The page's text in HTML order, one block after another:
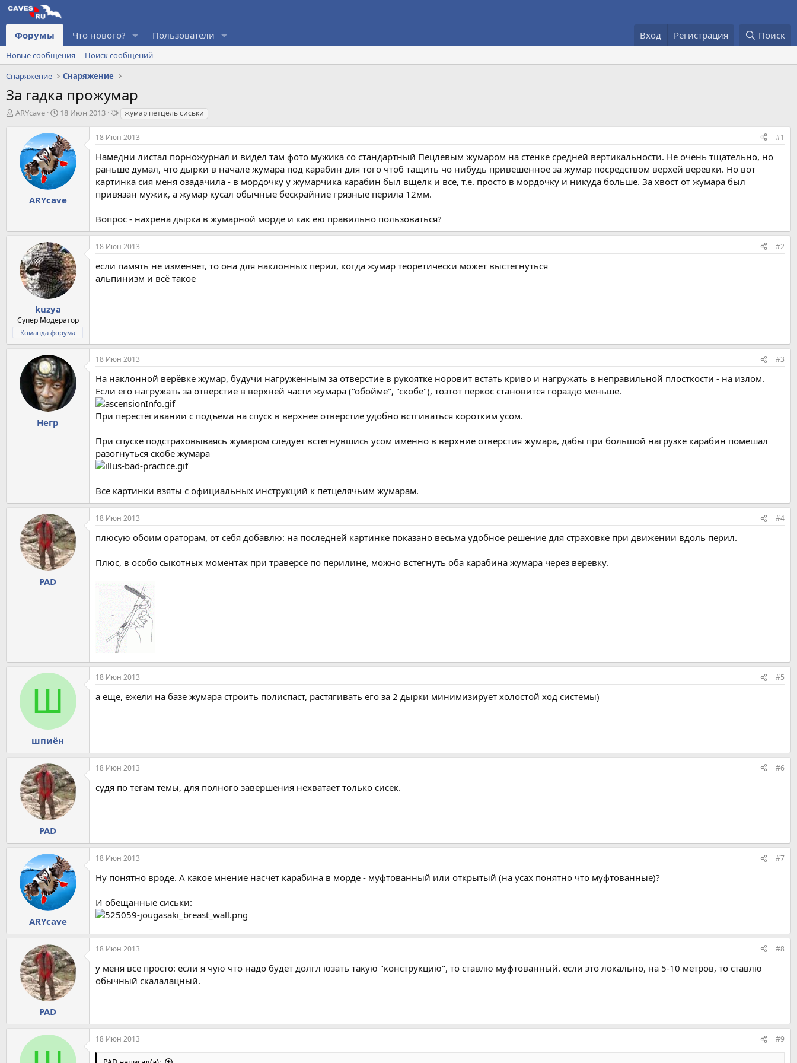
Форумы Что нового? Пользователи Вход Регистрация Поиск
Новые сообщения
Поиск сообщений
Снаряжение
Снаряжение
За гадка прожумар
А
ARYсave
Д
т
а
н
а
ч
а
л
18 Июн 2013
Т
г
и
жумар петцель сиськи
ARYсave
18 Июн 2013 #1
Намедни листал порножурнал и видел там фото мужика со стандартный Пецлевым жумаром на стенке средней вертикальности. Не очень тщательно, но
раньше думал, что дырки в начале жумара под карабин для того чтоб тащить чо нибудь привешенное за жумар посредством верхей веревки. Но вот
картинка сия меня озадачила - в мордочку у жумарчика карабин был вщелк и все, т.е. просто в мордочку и никуда больше. За хвост от жумара был
привязан мужик, а жумар кусал обычные бескрайние грязные перила 12мм.
Вопрос - нахрена дырка в жумарной морде и как ею правильно пользоваться?
kuzya
Супер Модератор
Команда форума
18 Июн 2013 #2
если память не изменяет, то она для наклонных перил, когда жумар теоретически может выстегнуться
альпинизм и всё такое
Негр
18 Июн 2013 #3
На наклонной верёвке жумар, будучи нагруженным за отверстие в рукоятке норовит встать криво и нагружать в неправильной плосткости - на излом.
Если его нагружать за отверстие в верхней части жумара ("обойме", "скобе"), тоэтот перкос становится гораздо меньше.
При перестёгивании с подъёма на спуск в верхнее отверстие удобно встгиваться коротким усом.
При спуске подстраховываясь жумаром следует встегнувшись усом именно в верхние отверстия жумара, дабы при большой нагрузке карабин помешал
разогнуться скобе жумара
Все картинки взяты с официальных инструкций к петцелячьим жумарам.
PAD
18 Июн 2013 #4
плюсую обоим ораторам, от себя добавлю: на последней картинке показано весьма удобное решение для страховке при движении вдоль перил.
Плюс, в особо сыкотных моментах при траверсе по перилине, можно встегнуть оба карабина жумара через веревку.
Ш
шпиён
18 Июн 2013 #5
а еще, ежели на базе жумара строить полиспаст, растягивать его за 2 дырки минимизирует холостой ход системы)
PAD
18 Июн 2013 #6
судя по тегам темы, для полного завершения нехватает только сисек.
ARYсave
18 Июн 2013 #7
Ну понятно вроде. А какое мнение насчет карабина в морде - муфтованный или открытый (на усах понятно что муфтованные)?
И обещанные сиськи:
PAD
18 Июн 2013 #8
у меня все просто: если я чую что надо будет долгл юзать такую "конструкцию", то ставлю муфтованный. если это локально, на 5-10 метров, то ставлю
обычный скалалацный.
18 Июн 2013 #9